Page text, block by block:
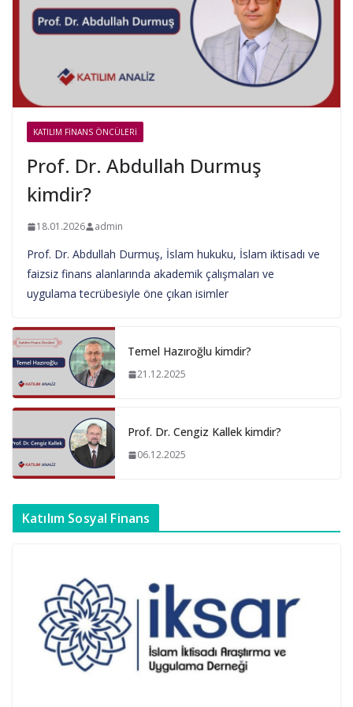
KATILIM FINANS ÖNCÜLERI
Prof. Dr. Abdullah Durmuş
kimdir?
18.01.2026 admin
Prof. Dr. Abdullah Durmuş, İslam hukuku, İslam iktisadı ve
faizsiz finans alanlarında akademik çalışmaları ve
uygulama tecrübesiyle öne çıkan isimler
Temel Hazıroğlu kimdir?
21.12.2025
Prof. Dr. Cengiz Kallek kimdir?
06.12.2025
Katılım Sosyal Finans